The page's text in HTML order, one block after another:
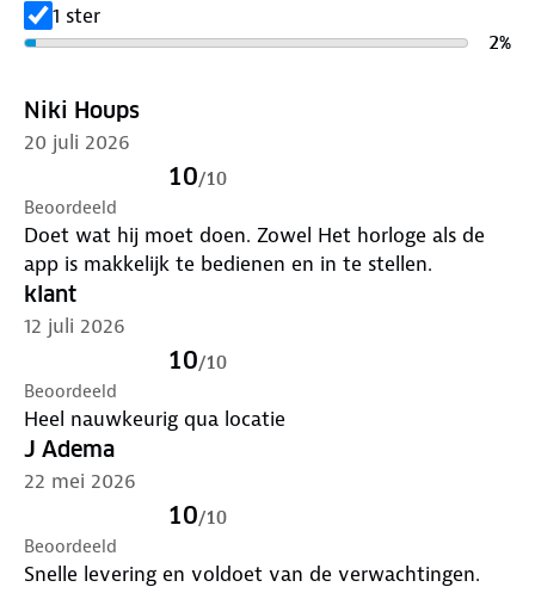
1 ster
2%
Niki Houps
20 juli 2026
10/10
Beoordeeld
Doet wat hij moet doen. Zowel Het horloge als de
app is makkelijk te bedienen en in te stellen.
klant
12 juli 2026
10/10
Beoordeeld
Heel nauwkeurig qua locatie
J Adema
22 mei 2026
10/10
Beoordeeld
Snelle levering en voldoet van de verwachtingen.